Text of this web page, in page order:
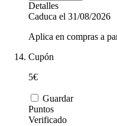
Detalles
Caduca el 31/08/2026
Aplica en compras a
Cupón
5€
Guardar
Puntos
Verificado